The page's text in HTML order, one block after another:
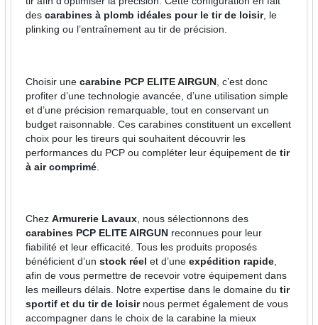
descarabines à plomb idéales pour le tir de loisir, le
plinking ou l’entraînement au tir de précision.
Choisir unecarabine PCP ELITE AIRGUN , c’est donc
profiter d’une technologie avancée, d’une utilisation simple
et d’une précision remarquable, tout en conservant un
budget raisonnable. Ces carabines constituent un excellent
choix pour les tireurs qui souhaitent découvrir les
performances du PCP ou compléter leur équipement detir
à air comprimé
ChezArmurerie Lavaux, nous sélectionnons des
carabines PCP ELITE AIRGUN reconnues pour leur
fiabilité et leur efficacité. Tous les produits proposés
bénéficient d’unstock réel et d’uneexpédition rapide,
afin de vous permettre de recevoir votre équipement dans
les meilleurs délais. Notre expertise dans le domaine dutir
sportif et du tir de loisirnous permet également de vous
accompagner dans le choix de la carabine la mieux